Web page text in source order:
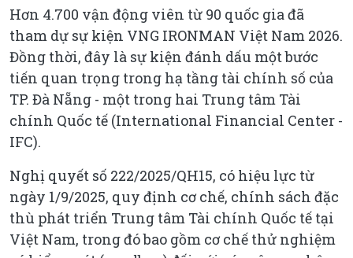
Hơn 4.700 vận động viên từ 90 quốc gia đã
tham dự sự kiện VNG IRONMAN Việt Nam 2026.
Đồng thời, đây là sự kiện đánh dấu một bước
tiến quan trọng trong hạ tầng tài chính số của
TP. Đà Nẵng - một trong hai Trung tâm Tài
chính Quốc tế (International Financial Center -
IFC).
Nghị quyết số 222/2025/QH15, có hiệu lực từ
ngày 1/9/2025, quy định cơ chế, chính sách đặc
thù phát triển Trung tâm Tài chính Quốc tế tại
Việt Nam, trong đó bao gồm cơ chế thử nghiệm